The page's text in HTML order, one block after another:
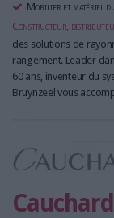
Mobilier et matériel
Constructeur,
des solutions de
rangement. Leader
60 ans, inventeur du
Bruynzeel vous
Cauchard